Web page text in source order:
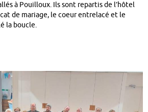
à Pouilloux. Ils sont repartis de l’hôtel
de mariage, le coeur entrelacé et le
la boucle.